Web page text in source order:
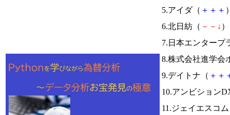
5.アイダ（ ＋ ＋ ＋
6.北日紡（ － － ↓
7.日本エンタープ
8.株式会社進学会
9.デイトナ（ ＋ ＋
10.アンビション
11.ジェイエスコ